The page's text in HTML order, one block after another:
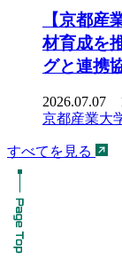
【京都産
材育成を
グと連携
2026.07.07
京都産業大
すべてを見る